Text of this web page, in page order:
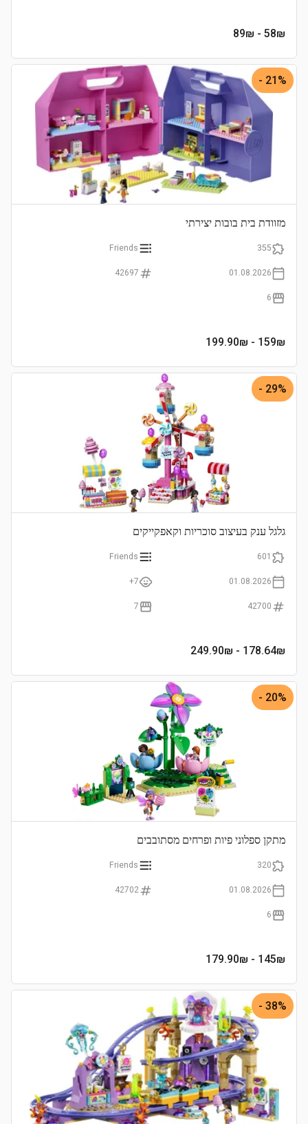
58₪
- 89₪
21% -
מזוודת בית בובות יצירתי
355
Friends
01.08.2026
42697
6
159₪
- 199.90₪
29% -
גלגל ענק בעיצוב סוכריות וקאפקייקים
601
Friends
01.08.2026
7+
42700
7
178.64₪
- 249.90₪
20% -
מתקן ספלוני פיות ופרחים מסתובבים
320
Friends
01.08.2026
42702
6
145₪
- 179.90₪
38% -